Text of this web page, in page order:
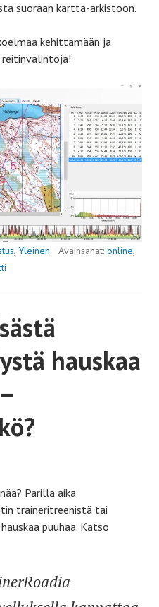
suoraan kartta-arkistoon.
kehittämään ja
reitinvalintoja!
, Yleinen Avainsanat: online,
hauskaa
Parilla aika
traineritreenistä tai
puuhaa. Katso